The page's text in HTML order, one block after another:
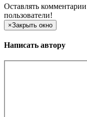
Оставлять
пользователи!
×Закрыть окно
Написать автору